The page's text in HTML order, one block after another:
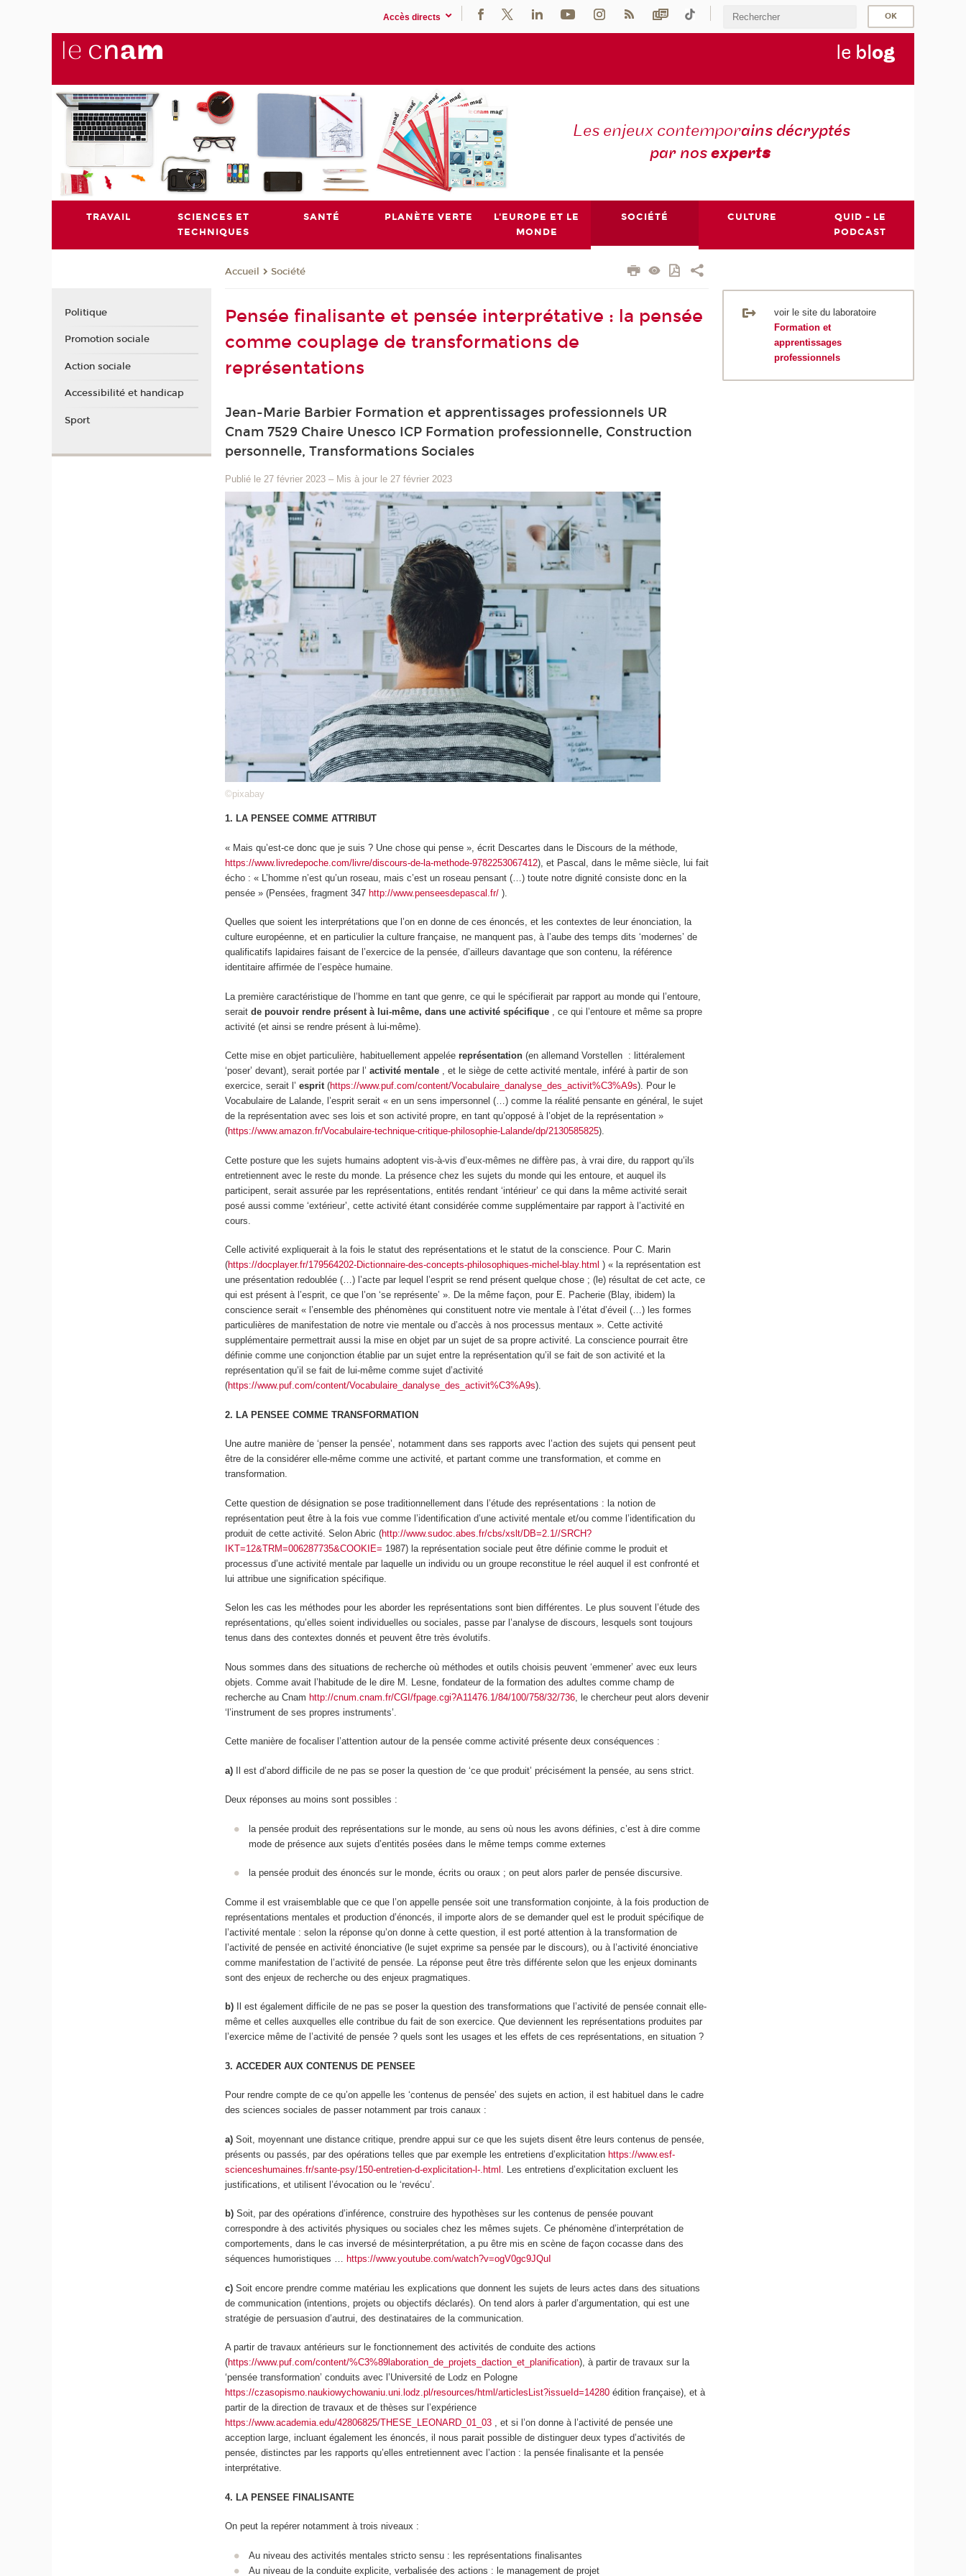
Accès directs
le blog
Les enjeux contemporains décryptés
par nosexperts
TRAVAIL
SCIENCES ET
TECHNIQUES
SANTÉ PLANÈTE VERTE
L'EUROPE ET LE
MONDE
SOCIÉTÉ CULTURE
QUID - LE
PODCAST
Accueil Société
Pensée finalisante et pensée interprétative : la pensée
comme couplage de transformations de
représentations
Jean-Marie Barbier Formation et apprentissages professionnels UR
Cnam 7529 Chaire Unesco ICP Formation professionnelle, Construction
personnelle, Transformations Sociales
Publié le 27 février 2023 – Mis à jour le 27 février 2023
©pixabay
1. LA PENSEE COMME ATTRIBUT
« Mais qu’est-ce donc que je suis ? Une chose qui pense », écrit Descartes dans le Discours de la méthode,
https://www.livredepoche.com/livre/discours-de-la-methode-9782253067412), et Pascal, dans le même siècle, lui fait
écho : « L’homme n’est qu’un roseau, mais c’est un roseau pensant (…) toute notre dignité consiste donc en la
pensée » (Pensées, fragment 347 http://www.penseesdepascal.fr/ ).
Quelles que soient les interprétations que l’on en donne de ces énoncés, et les contextes de leur énonciation, la
culture européenne, et en particulier la culture française, ne manquent pas, à l’aube des temps dits ‘modernes’ de
qualificatifs lapidaires faisant de l’exercice de la pensée, d’ailleurs davantage que son contenu, la référence
identitaire affirméede l’espèce humaine.
La première caractéristique de l’homme en tant que genre, ce qui le spécifierait par rapport au monde qui l’entoure,
seraitde pouvoir rendre présent à lui-même, dans une activité spécifique ,ce qui l’entoure et même sa propre
activité (et ainsi se rendre présent à lui-même).
Cette mise en objet particulière, habituellement appeléereprésentation (en allemandVorstellen : littéralement
‘poser’ devant), serait portée par l’ activité mentale , et le siège de cette activité mentale, inféré à partir de son
exercice, serait l’ esprit(https://www.puf.com/content/Vocabulaire_danalyse_des_activit%C3%A9s). Pour le
Vocabulaire de Lalande, l’esprit serait « en un sens impersonnel (…) comme la réalité pensante en général, le sujet
de la représentation avec ses lois et son activité propre, en tant qu’opposé à l’objet de la représentation »
(https://www.amazon.fr/Vocabulaire-technique-critique-philosophie-Lalande/dp/2130585825).
Cette posture que les sujets humains adoptent vis-à-vis d’eux-mêmes ne diffère pas, à vrai dire, du rapport qu’ils
entretiennent avec le reste du monde.
La présence chez les sujets du monde qui les entoure, et auquel ils
participent, serait assurée par les représentations,entités rendant ‘intérieur’ ce qui dans la même activité serait
posé aussi comme ‘extérieur’, cette activitéétant considérée comme supplémentaire par rapport à l’activité en
cours.
Celle activité expliquerait à la fois le statut des représentations et le statut de la conscience. Pour C. Marin
(https://docplayer.fr/179564202-Dictionnaire-des-concepts-philosophiques-michel-blay.html ) « la représentation est
une présentation redoublée (…) l’acte par lequel l’esprit se rend présent quelque chose ; (le) résultat de cet acte, ce
qui est présent à l’esprit, ce que l’on ‘se représente’ ». De la même façon, pour E. Pacherie (Blay, ibidem) la
conscience serait « l’ensemble des phénomènes qui constituent notre vie mentaleà l’état d’éveil (…) les formes
particulières de manifestation de notre vie mentale ou d’accès à nos processus mentaux ». Cette activité
supplémentaire permettrait aussi la mise en objet par un sujet de sa propre activité. Laconscience pourrait être
définie comme une conjonction établie par un sujet entre la représentation qu’il se fait de son activité et la
représentation qu’il se fait de lui-même comme sujet d’activité
(https://www.puf.com/content/Vocabulaire_danalyse_des_activit%C3%A9s).
2. LA PENSEE COMME TRANSFORMATION
Une autre manière de ‘penser la pensée’, notamment dans ses rapports avec l’action des sujets qui pensent peut
être de la considérer elle-même comme uneactivité, et partant comme une transformation, et comme en
transformation.
Cette question de désignation se pose traditionnellement dans l’étude des représentations : la notion de
représentation peut être à la fois vue comme l’identification d’une activité mentale et/ou comme l’identification du
produit de cette activité. Selon Abric (http://www.sudoc.abes.fr/cbs/xslt/DB=2.1//SRCH?
IKT=12&TRM=006287735&COOKIE= 1987) la représentation sociale peut être définie comme le produit et
processus d’une activité mentale par laquelle un individu ou un groupe reconstitue le réel auquel il est confronté et
lui attribue une signification spécifique.
Selon les cas les méthodes pour les aborder les représentations sont bien différentes. Le plus souvent l’étude des
représentations, qu’elles soient individuelles ou sociales, passe par l’analyse de discours, lesquels sont toujours
tenus dans des contextes donnés et peuvent être très évolutifs.
Nous sommes dans des situations de recherche où méthodes et outils choisis peuvent ‘emmener’ avec eux leurs
objets. Comme avait l’habitude de le dire M. Lesne, fondateur de la formation des adultes comme champ de
recherche au Cnam http://cnum.cnam.fr/CGI/fpage.cgi?A11476.1/84/100/758/32/736 , le chercheur peut alors devenir
‘l’instrument de ses propres instruments’.
Cette manière de focaliser l’attention autour de la pensée comme activité présente deux conséquences :
a) Il est d’abord difficile de ne pas se poser la question de ‘ce que produit’ précisément la pensée, au sens strict.
Deux réponses au moins sont possibles :
la pensée produit des représentations sur le monde, au sens où nous les avons définies, c’est à dire comme
mode de présence aux sujets d’entités posées dans le même temps comme externes
la pensée produit des énoncés sur le monde, écrits ou oraux ; on peut alors parler de pensée discursive.
Comme il est vraisemblable que ce que l’on appelle pensée soit unetransformation conjointe , à la fois production de
représentations mentales et production d’énoncés, il importe alors de se demander quel est le produit spécifique de
l’activité mentale : selon la réponse qu’on donne à cette question, il est porté attention à la transformation de
l’activité de pensée en activité énonciative (le sujet exprime sa pensée par le discours), ou à l’activité énonciative
comme manifestation de l’activité de pensée. La réponse peut être très différente selon que les enjeux dominants
sont des enjeux de recherche ou des enjeux pragmatiques.
b) Il est également difficile de ne pas se poser la question des transformations que l’activité de pensée connait elle-
même et celles auxquelles elle contribue du fait de son exercice. Que deviennent les représentations produites par
l’exercice même de l’activité de pensée ? quels sont les usages et les effets de ces représentations, en situation ?
3. ACCEDER AUX CONTENUS DE PENSEE
Pour rendre compte de ce qu’on appelle les ‘contenus de pensée’ des sujets en action, il est habituel dans le cadre
des sciences sociales de passer notamment par trois canaux :
a) Soit, moyennant une distance critique,prendre appui sur ce que les sujets disent être leurs contenus de pensée
présents ou passés, par des opérations telles que par exemple les entretiens d’explicitation https://www.esf-
scienceshumaines.fr/sante-psy/150-entretien-d-explicitation-l-.html
. Les entretiens d’explicitation excluent les
justifications, et utilisent l’évocation ou le ‘revécu’.
b) Soit, par des opérationsd’inférence, construire des hypothèsessur les contenus de pensée pouvant
correspondre à des activités physiques ou sociales chez les mêmes sujets. Ce phénomène d’interprétation de
comportements, dans le cas inversé de mésinterprétation, a pu être mis en scène de façon cocasse dans des
séquences humoristiques … https://www.youtube.com/watch?v=ogV0gc9JQuI
c) Soit encore prendre comme matériau lesexplications que donnent les sujets de leurs actes dans des situations
de communication(intentions, projets ou objectifs déclarés). On tend alors à parler d’argumentation, qui est une
stratégie de persuasion d’autrui, des destinataires de la communication.
A partir de travaux antérieurs sur le fonctionnement des activités de conduite des actions
(https://www.puf.com/content/%C3%89laboration_de_projets_daction_et_planification), à partir de travaux sur la
‘pensée transformation’ conduits avec l’Université de Lodz en Pologne
https://czasopismo.naukiowychowaniu.uni.lodz.pl/resources/html/articlesList?issueId=14280 édition française), et à
partir de la direction de travaux et de thèses sur l’expérience
https://www.academia.edu/42806825/THESE_LEONARD_01_03 , et si l’on donne à l’activité de pensée une
acception large, incluant également les énoncés, il nous parait possible de distinguer deux types d’activités de
pensée, distinctes par les rapports qu’elles entretiennent avec l’action : la pensée finalisante et la pensée
interprétative.
4. LA PENSEE FINALISANTE
On peut la repérer notamment à trois niveaux :
Au niveau des activités mentales stricto sensu : les représentations finalisantes
Au niveau de la conduite explicite, verbalisée des actions : le management de projet
voir le site du laboratoire
Formation et
apprentissages
professionnels
Politique
Promotion sociale
Action sociale
Accessibilité et handicap
Sport